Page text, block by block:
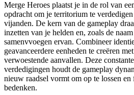
Merge Heroes plaatst je in de rol van
opdracht om je territorium te
vijanden. De kern van de gameplay
inzetten van je helden en, zoals de
samenvvoegen ervan. Combineer
geavanceerdere eenheden te creëren
verwoestende aanvallen. Deze
verdedigingen houdt de gameplay
nieuw raadsel vormt om op te lossen en
bedenken.